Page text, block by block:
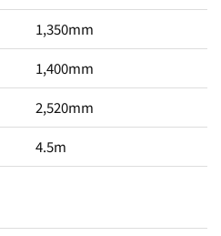
1,350mm
1,400mm
2,520mm
4.5m